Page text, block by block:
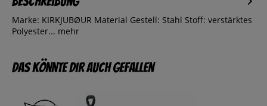
Marke: KIRKJUBØUR Material Gestell: Stahl Stoff: verstärktes
Polyester... mehr
Das könnte dir auch gefallen